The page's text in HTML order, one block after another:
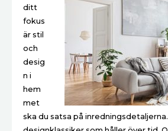
ditt
fokus
är stil
och
desig
n i
hem
met
ska du satsa på